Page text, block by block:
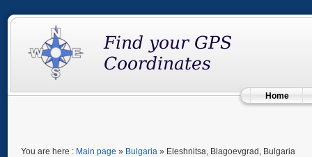
Home
You are here : Main page » Bulgaria » Eleshnitsa, Blagoevgrad, Bulgaria